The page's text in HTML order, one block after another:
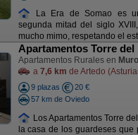
La Era de Somao es
segunda mitad del siglo
mucho mimo, respetando el
Apartamentos Torre del
Apartamentos Rurales en
a 7,6 km de Artedo
9 plazas
20 €
57 km de Oviedo
Los Apartamentos Torre
la casa de los guardeses que